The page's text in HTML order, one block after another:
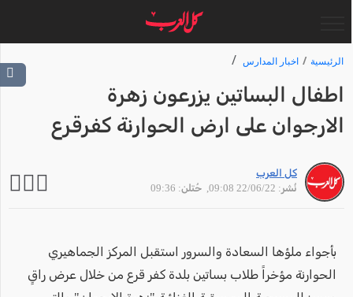
الرئيسية اخبار المدارس
اطفال البساتين يزرعون زهرة
الارجوان على ارض الحوارنة كفرقرع
كل العرب
نُشر: 22/06/22 09:08
, حُتلن: 09:36
بأجواء ملؤها السعادة والسرور استقبل المركز الجماهيري
الحوارنة مؤخراً طلاب بساتين بلدة كفر قرع من خلال عرض راقٍ